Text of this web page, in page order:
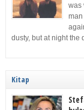
was
man
dusty, but at night
Kitap